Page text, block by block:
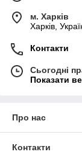
м. Харків
Харків,
Контакти
Сьогодні
Показати
Про нас
Контакти